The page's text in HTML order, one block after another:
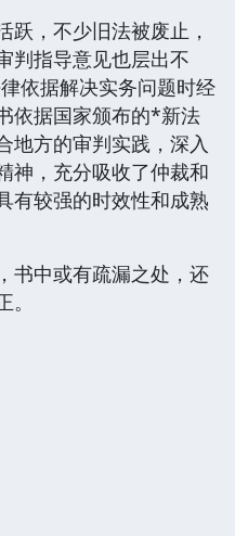
，不少旧法被废止，
判指导意见也层出不
依据解决实务问题时经
依据国家颁布的*新法
地方的审判实践，深入
神，充分吸收了仲裁和
有较强的时效性和成熟
中或有疏漏之处，还